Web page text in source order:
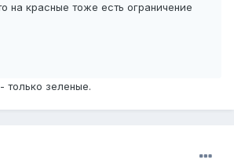
на красные тоже есть ограничение
зеленые.